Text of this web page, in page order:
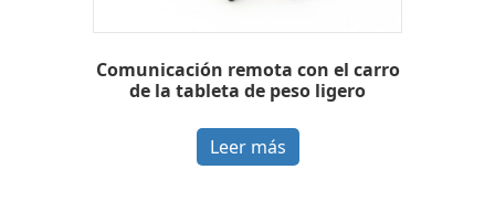
Comunicación remota con el carro
de la tableta de peso ligero
Leer más